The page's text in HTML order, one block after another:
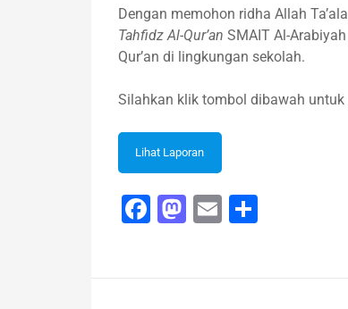
Dengan memohon ridha Allah
Tahfidz Al-Qur’an SMAIT Al-
Qur’an di lingkungan sekolah.
Silahkan klik tombol dibawah
Lihat Laporan
Facebook
Mastodon
Email